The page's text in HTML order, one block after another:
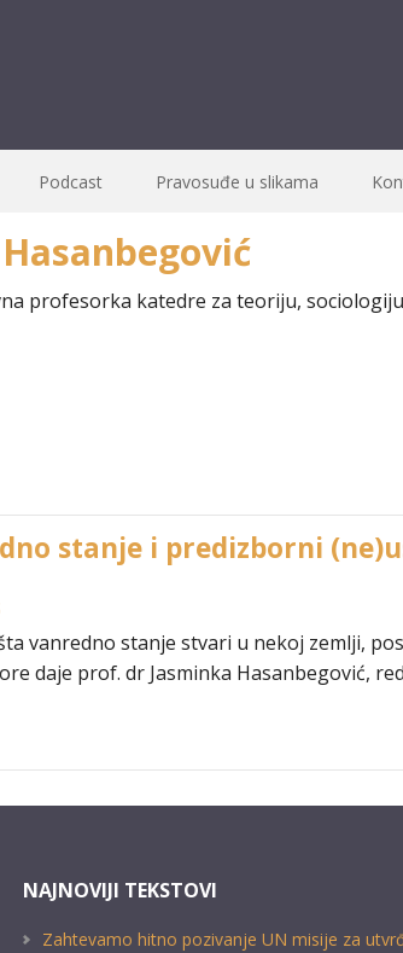
Podcast Pravosuđe u slikama
profesorka katedre za teoriju,
stanje i predizborni
vanredno stanje stvari u nekoj zemlji,
daje prof. dr Jasminka Hasanbegović,
NAJNOVIJI TEKSTOVI
Zahtevamo hitno pozivanje UN misije za